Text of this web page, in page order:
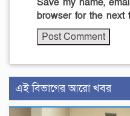
Save my name,
browser for the next
এই বিভাগের আরো খবর